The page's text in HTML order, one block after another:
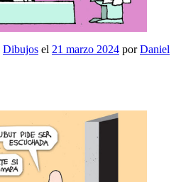
Dibujos el 21 marzo 2024 porDaniel